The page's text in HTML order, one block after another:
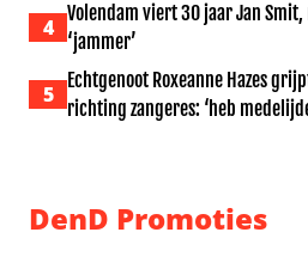
4
Volendam viert 30 jaar Jan
‘jammer’
5
Echtgenoot Roxeanne Hazes
richting zangeres: ‘heb
DenD Promoties